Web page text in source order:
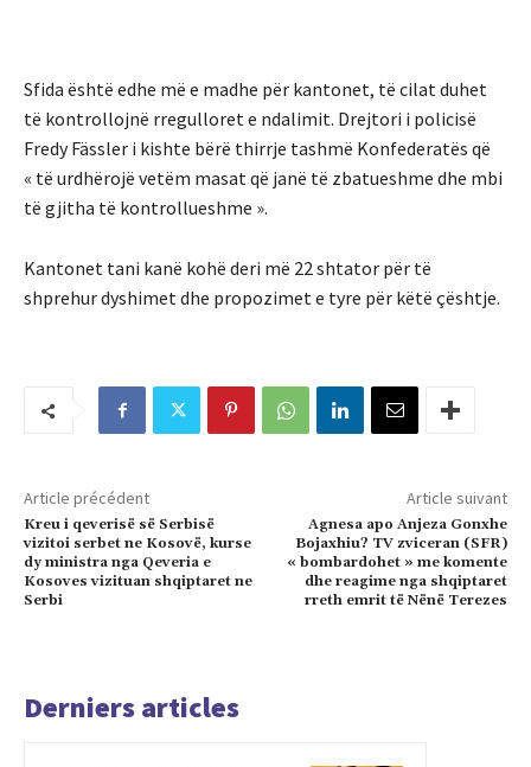
Sfida është edhe më e madhe për kantonet, të cilat duhet
të kontrollojnë rregulloret e ndalimit. Drejtori i policisë
Fredy Fässler i kishte bërë thirrje tashmë Konfederatës që
« të urdhërojë vetëm masat që janë të zbatueshme dhe mbi
të gjitha të kontrollueshme ».
Kantonet tani kanë kohë deri më 22 shtator për të
shprehur dyshimet dhe propozimet e tyre për këtë çështje.
Article précédent
Kreu i qeverisë së Serbisë
vizitoi serbet ne Kosovë, kurse
dy ministra nga Qeveria e
Kosoves vizituan shqiptaret ne
Serbi
Article suivant
Agnesa apo Anjeza Gonxhe
Bojaxhiu? TV zviceran (SFR)
« bombardohet » me komente
dhe reagime nga shqiptaret
rreth emrit të Nënë Terezes
Derniers articles